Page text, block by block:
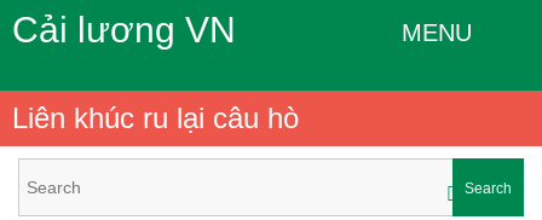
Cải lương VN MENU
Liên khúc ru lại câu hò
Search